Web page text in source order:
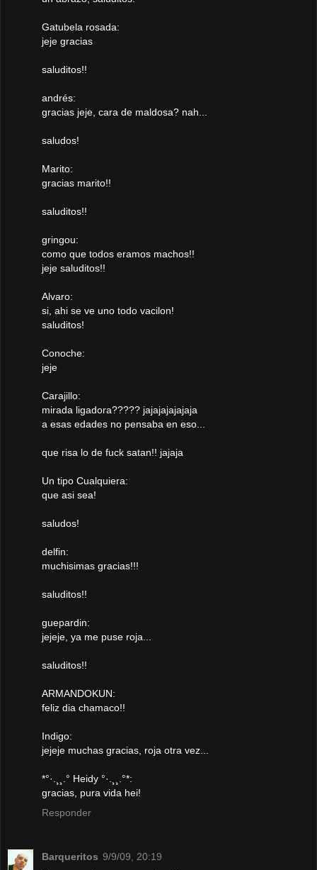
Gatubela rosada:
jeje gracias
saluditos!!
andrés:
gracias jeje, cara de maldosa? nah...
saludos!
Marito:
gracias marito!!
saluditos!!
gringou:
como que todos eramos machos!!
jeje saluditos!!
Alvaro:
si, ahi se ve uno todo vacilon!
saluditos!
Conoche:
jeje
Carajillo:
mirada ligadora????? jajajajajajaja
a esas edades no pensaba en eso...
que risa lo de fuck satan!! jajaja
Un tipo Cualquiera:
que asi sea!
saludos!
delfin:
muchisimas gracias!!!
saluditos!!
guepardin:
jejeje, ya me puse roja...
saluditos!!
ARMANDOKUN:
feliz dia chamaco!!
Indigo:
jejeje muchas gracias, roja otra vez...
*°·.¸¸.° Heidy °·.¸¸.°*:
gracias, pura vida hei!
Responder
Barqueritos 9/9/09, 20:19